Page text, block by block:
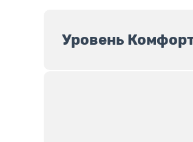
Уровень